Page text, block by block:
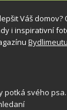
Váš domov?
i inspirativní
potká svého